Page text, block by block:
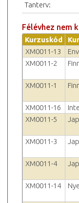
Tanterv:
Félévhez nem
Kurzuskód
XM0011-13
XM0011-2
XM0011-1
XM0011-16
XM0011-5
XM0011-3
XM0011-4
XM0011-14